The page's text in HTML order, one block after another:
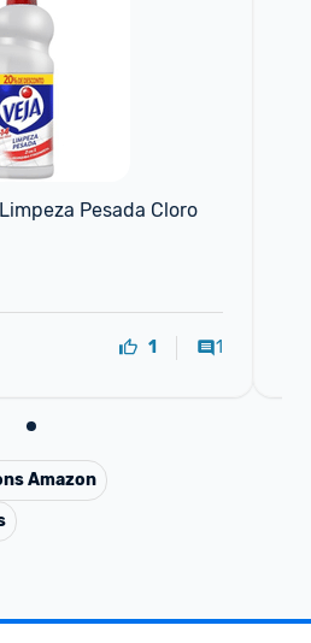
Pesada Cloro
1 1
Amazon